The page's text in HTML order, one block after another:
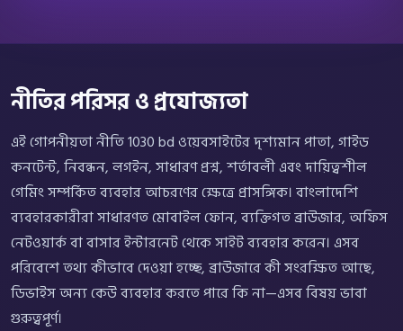
নীতির পরিসর ও প্রযোজ্যতা
এই গোপনীয়তা নীতি 1030 bd ওয়েবসাইটের দৃশ্যমান পাতা, গাইড
কনটেন্ট, নিবন্ধন, লগইন, সাধারণ প্রশ্ন, শর্তাবলী এবং দায়িত্বশীল
গেমিং সম্পর্কিত ব্যবহার আচরণের ক্ষেত্রে প্রাসঙ্গিক। বাংলাদেশি
ব্যবহারকারীরা সাধারণত মোবাইল ফোন, ব্যক্তিগত ব্রাউজার, অফিস
নেটওয়ার্ক বা বাসার ইন্টারনেট থেকে সাইট ব্যবহার করেন। এসব
পরিবেশে তথ্য কীভাবে দেওয়া হচ্ছে, ব্রাউজারে কী সংরক্ষিত আছে,
ডিভাইস অন্য কেউ ব্যবহার করতে পারে কি না—এসব বিষয় ভাবা
গুরুত্বপূর্ণ।